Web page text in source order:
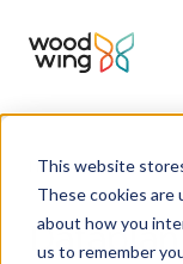
This website
These cookies are
about how you
us to remember
Home Integratie
Dataplan